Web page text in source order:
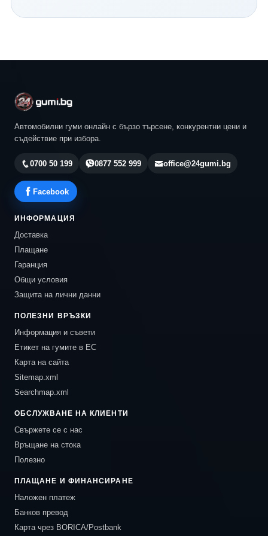
Автомобилни гуми онлайн с бързо търсене, конкурентни цени и
съдействие при избора.
0700 50 199 0877 552 999 office@24gumi.bg
Facebook
ИНФОРМАЦИЯ
Доставка
Плащане
Гаранция
Общи условия
Защита на лични данни
ПОЛЕЗНИ ВРЪЗКИ
Информация и съвети
Етикет на гумите в ЕС
Карта на сайта
Sitemap.xml
Searchmap.xml
ОБСЛУЖВАНЕ НА КЛИЕНТИ
Свържете се с нас
Връщане на стока
Полезно
ПЛАЩАНЕ И ФИНАНСИРАНЕ
Наложен платеж
Банков превод
Карта чрез BORICA/Postbank